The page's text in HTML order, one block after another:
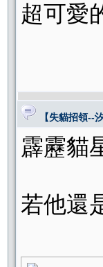
超可愛
【失貓招領--
霹靂貓
若他還